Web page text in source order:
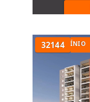
32144
EM CONDOMÍNIO